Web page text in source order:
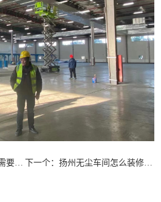
问题？ 下一个： 扬州无尘车间怎么装修？关于无尘净化车间装修的几点建议分享